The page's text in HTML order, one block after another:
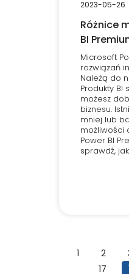
Różnice
BI
Microsoft
rozwiązań
Należą do
Produkty BI
możesz
biznesu.
mniej lub
możliwości
Power BI
sprawdź,
2023-05-26
1 2
17